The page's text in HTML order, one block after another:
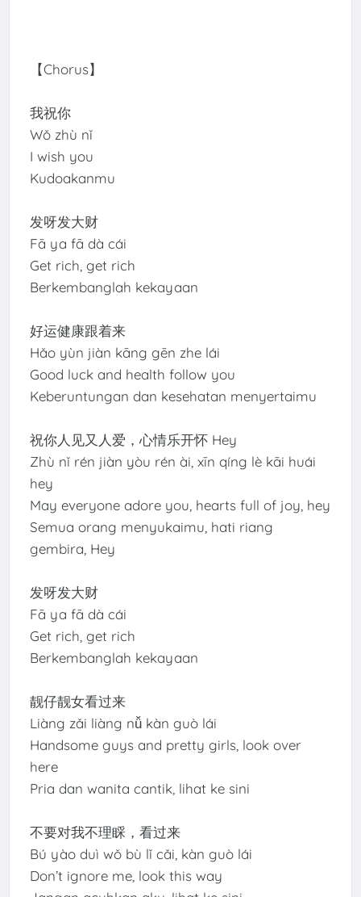
【Chorus】
我祝你
Wǒ zhù nǐ
I wish you
Kudoakanmu
发呀发大财
Fā ya fā dà cái
Get rich, get rich
Berkembanglah kekayaan
好运健康跟着来
Hǎo yùn jiàn kāng gēn zhe lái
Good luck and health follow you
Keberuntungan dan kesehatan menyertaimu
祝你人见又人爱，心情乐开怀 Hey
Zhù nǐ rén jiàn yòu rén ài, xīn qíng lè kāi huái
hey
May everyone adore you, hearts full of joy, hey
Semua orang menyukaimu, hati riang
gembira, Hey
发呀发大财
Fā ya fā dà cái
Get rich, get rich
Berkembanglah kekayaan
靓仔靓女看过来
Liàng zǎi liàng nǚ kàn guò lái
Handsome guys and pretty girls, look over
here
Pria dan wanita cantik, lihat ke sini
不要对我不理睬，看过来
Bú yào duì wǒ bù lǐ cǎi, kàn guò lái
Don’t ignore me, look this way